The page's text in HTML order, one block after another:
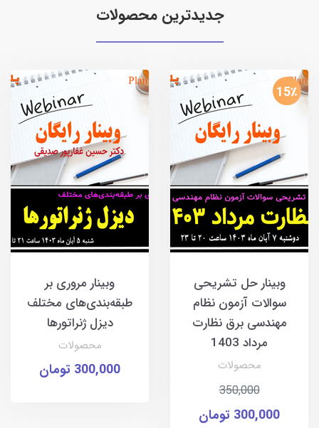
جديدترين محصولات
15٪
وبینار حل تشریحی
سوالات آزمون نظام
مهندسی برق نظارت
مرداد 1403
محصولات
350,000
300,000 تومان
وبینار مروری بر
طبقه‌بندی‌های مختلف
دیزل ژنراتورها
محصولات
300,000 تومان